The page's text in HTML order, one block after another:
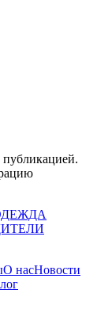
публикацией.
О насНовости